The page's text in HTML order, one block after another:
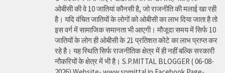
ओबीसी की वे 10 जातियां कौनसी है, जो राजनीति की मलाई खा रही
है। यदि वंचित जातियों के लोगों को ओबीसी का लाभ दिया जाता है तो
इस वर्ग में सामाजिक समानता भी आएगी। मौजूदा समय में सिर्फ 10
जातियों के लोग ही ओबीसी के 21 प्रतिशत कोटे का लाभ प्राप्त कर
रहे है। यह स्थिति सिर्फ राजनीतिक क्षेत्र में ही नहीं बल्कि सरकारी
नौकरियों के क्षेत्र में भी है। S.P.MITTAL BLOGGER ( 06-08-